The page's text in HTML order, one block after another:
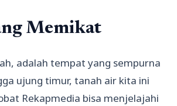
Memikat
adalah tempat yang sempurna
ujung timur, tanah air kita ini
Rekapmedia bisa menjelajahi